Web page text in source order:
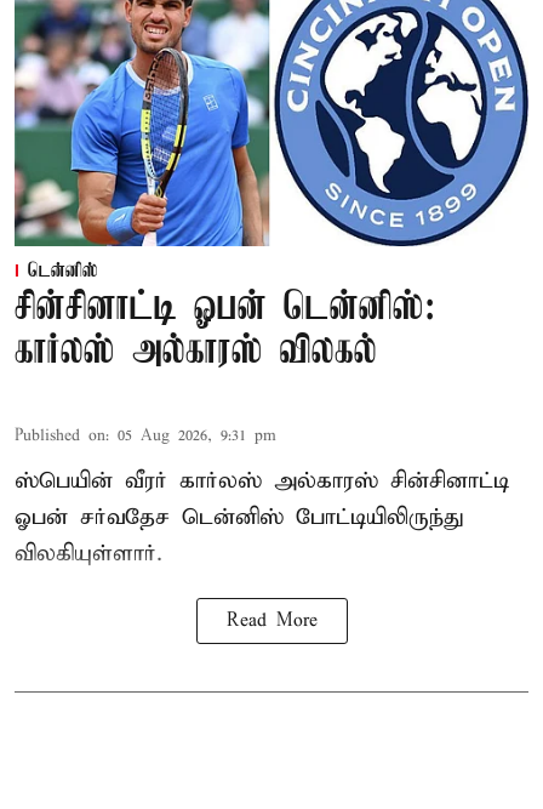
டென்னிஸ்
சின்சினாட்டி ஓபன் டென்னிஸ்:
கார்லஸ் அல்காரஸ் விலகல்
Published on: 05 Aug 2026, 9:31 pm
ஸ்பெயின் வீரர் கார்லஸ் அல்காரஸ் சின்சினாட்டி
ஓபன் சர்வதேச டென்னிஸ் போட்டியிலிருந்து
விலகியுள்ளார்.
Read More